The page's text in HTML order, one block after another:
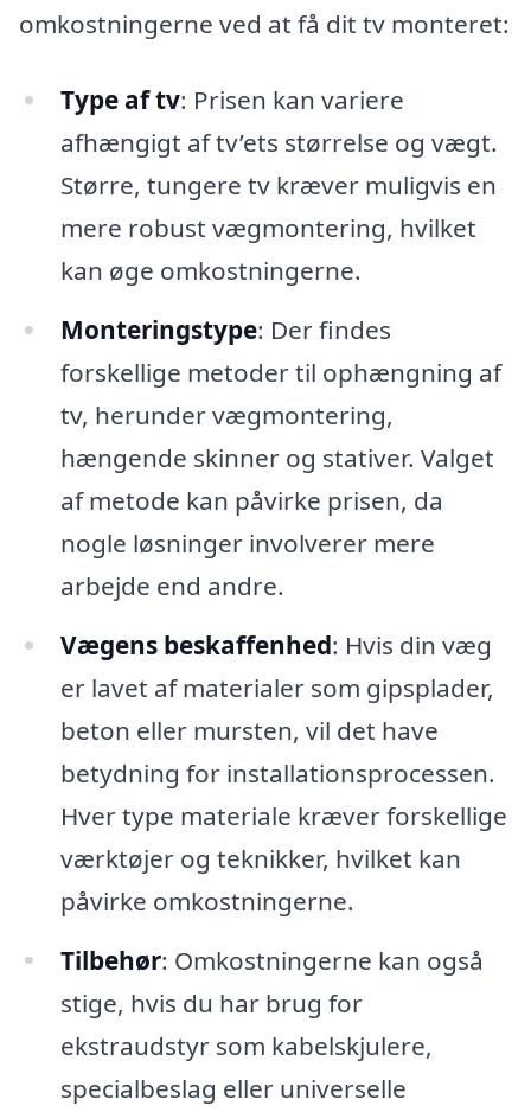
omkostningerne ved at få dit tv monteret:
Type af tv: Prisen kan variere
afhængigt af tv’ets størrelse og vægt.
Større, tungere tv kræver muligvis en
mere robust vægmontering, hvilket
kan øge omkostningerne.
Monteringstype: Der findes
forskellige metoder til ophængning af
tv, herunder vægmontering,
hængende skinner og stativer. Valget
af metode kan påvirke prisen, da
nogle løsninger involverer mere
arbejde end andre.
Vægens beskaffenhed: Hvis din væg
er lavet af materialer som gipsplader,
beton eller mursten, vil det have
betydning for installationsprocessen.
Hver type materiale kræver forskellige
værktøjer og teknikker, hvilket kan
påvirke omkostningerne.
Tilbehør: Omkostningerne kan også
stige, hvis du har brug for
ekstraudstyr som kabelskjulere,
specialbeslag eller universelle